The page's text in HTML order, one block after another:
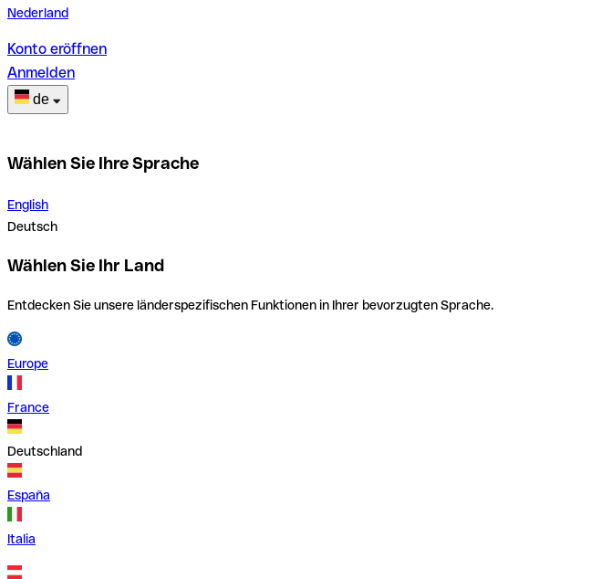
Nederland
Konto eröffnen
Anmelden
de
Wählen Sie Ihre Sprache
English
Deutsch
Wählen Sie Ihr Land
Entdecken Sie unsere länderspezifischen Funktionen in Ihrer bevorzugten Sprache.
Europe
France
Deutschland
España
Italia